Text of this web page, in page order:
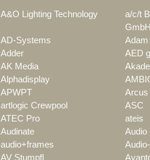
A&O Lighting Technology
a/c/t
GmbH
AD-Systems Adam
Adder AED
AK Media
Alphadisplay
APWPT Arcus
artlogic Crewpool ASC
ATEC Pro ateis
Audinate Audio
audio+frames
AV Stumpfl